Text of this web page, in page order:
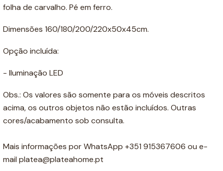
folha de carvalho. Pé em ferro.
Dimensões 160/180/200/220x50x45cm.
Opção incluída:
- Iluminação LED
Obs.: Os valores são somente para os móveis descritos
acima, os outros objetos não estão incluídos. Outras
cores/acabamento sob consulta.
Mais informações por WhatsApp +351 915367606 ou e-
mail platea@plateahome.pt